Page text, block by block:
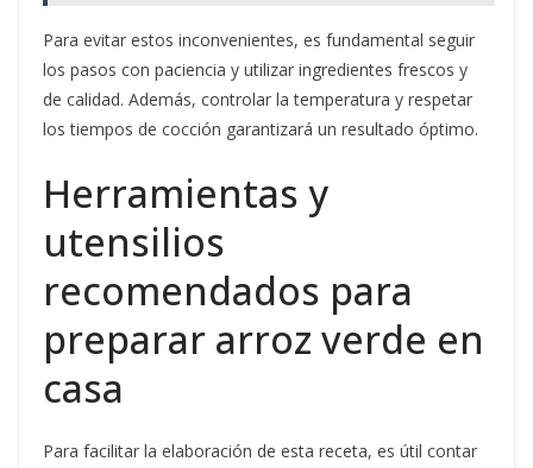
Para evitar estos inconvenientes, es fundamental seguir
los pasos con paciencia y utilizar ingredientes frescos y
de calidad. Además, controlar la temperatura y respetar
los tiempos de cocción garantizará un resultado óptimo.
Herramientas y
utensilios
recomendados para
preparar arroz verde en
casa
Para facilitar la elaboración de esta receta, es útil contar